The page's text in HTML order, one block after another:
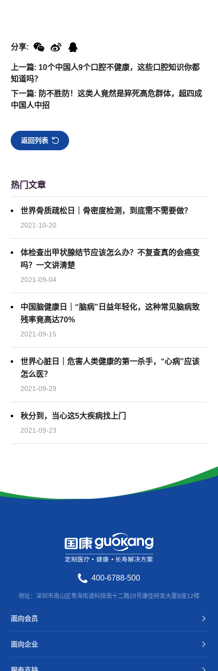
上一篇: 10个中国人9个口腔不健康，这些口腔知识你都
知道吗？
下一篇: 防不胜防！这类人竟然是猝死高危群体，超四成
中国人中招
分享:
返回列表
热门文章
世界骨质疏松日｜骨密度检测，到底需不需要做？
2021-10-20
体检查出甲状腺结节应该怎么办？不复查真的会癌变
吗？一文讲清楚
2021-09-04
中国脑健康日｜“脑病”日益年轻化，这种常见脑病致
残率竟高达70%
2021-09-15
世界心脏日｜危害人类健康的第一杀手，“心病”应该
怎么医？
2021-09-29
秋分到，当心这5大疾病找上门
2021-09-23
400-6788-500
地址：深圳市南山区粤海街道科技南十二路28号康佳研发大厦B座12楼
面向会员
面向企业